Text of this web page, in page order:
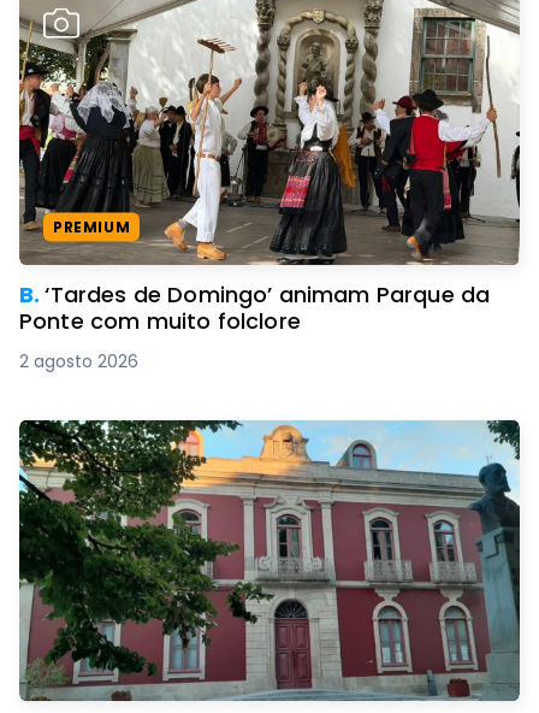
PREMIUM
B.‘Tardes de Domingo’ animam Parque da
Ponte com muito folclore
2 agosto 2026